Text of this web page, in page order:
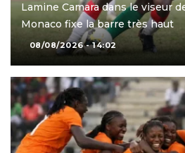
Lamine Camara dans le viseur
Monaco fixe la barre très haut
08/08/2026 - 14:02